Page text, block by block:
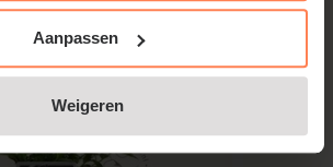
Aanpassen
Weigeren
voorjaar oude takken helemaal
andere takken terug tot 15 cm
Op de nieuwe, frisse scheuten gaat